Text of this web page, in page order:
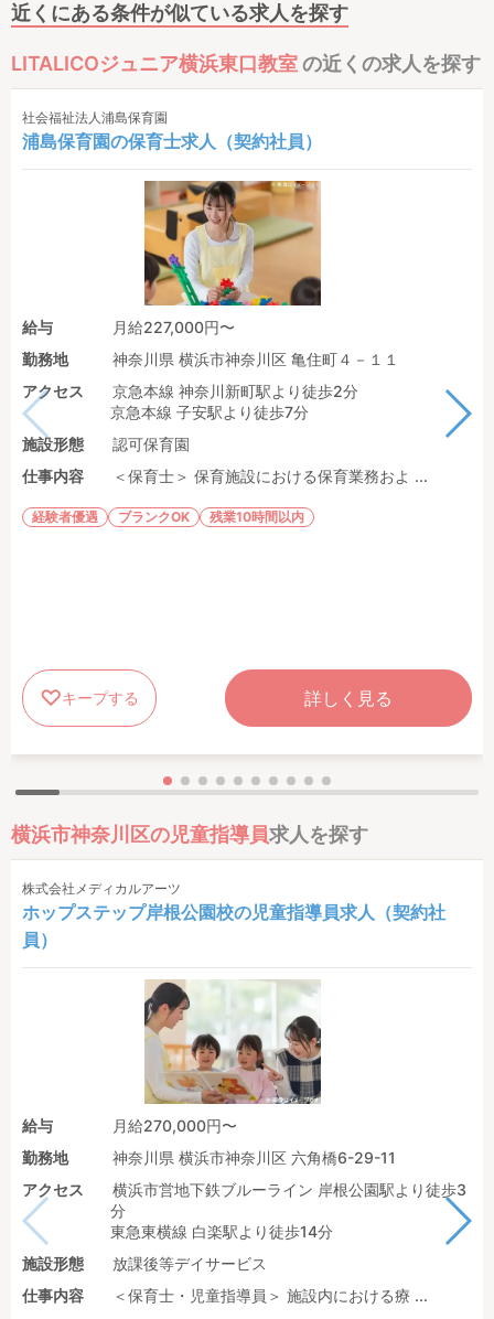
近くにある条件が似ている求人を探す
LITALICOジュニア横浜東口教室の近くの求人を探す
社会福祉法人浦島保育園
浦島保育園の保育士求人（契約社員）
給与
月給227,000円〜
勤務地
神奈川県 横浜市神奈川区 亀住町４－１１
アクセス
京急本線 神奈川新町駅より徒歩2分
京急本線 子安駅より徒歩7分
施設形態
認可保育園
仕事内容
＜保育士＞ 保育施設における保育業務およ ...
経験者優遇 ブランクOK 残業10時間以内
キープする 詳しく見る
横浜市神奈川区の児童指導員求人を探す
株式会社メディカルアーツ
ホップステップ岸根公園校の児童指導員求人（契約社
員）
給与
月給270,000円〜
勤務地
神奈川県 横浜市神奈川区 六角橋6-29-11
アクセス
横浜市営地下鉄ブルーライン 岸根公園駅より徒歩3
分
東急東横線 白楽駅より徒歩14分
施設形態
放課後等デイサービス
仕事内容
＜保育士・児童指導員＞ 施設内における療 ...